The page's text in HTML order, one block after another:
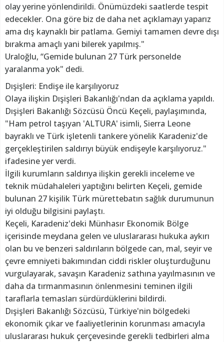
olay yerine yönlendirildi. Önümüzdeki saatlerde tespit
edecekler. Ona göre biz de daha net açıklamayı yaparız
ama dış kaynaklı bir patlama. Gemiyi tamamen devre dışı
bırakma amaçlı yani bilerek yapılmış."
Uraloğlu, “Gemide bulunan 27 Türk personelde
yaralanma yok" dedi.
Dışişleri: Endişe ile karşılıyoruz
Olaya ilişkin Dışişleri Bakanlığı'ndan da açıklama yapıldı.
Dışişleri Bakanlığı Sözcüsü Öncü Keçeli, paylaşımında,
"Ham petrol taşıyan 'ALTURA' isimli, Sierra Leone
bayraklı ve Türk işletenli tankere yönelik Karadeniz'de
gerçekleştirilen saldırıyı büyük endişeyle karşılıyoruz."
ifadesine yer verdi.
İlgili kurumların saldırıya ilişkin gerekli inceleme ve
teknik müdahaleleri yaptığını belirten Keçeli, gemide
bulunan 27 kişilik Türk mürettebatın sağlık durumunun
iyi olduğu bilgisini paylaştı.
Keçeli, Karadeniz'deki Münhasır Ekonomik Bölge
içerisinde meydana gelen ve uluslararası hukuka aykırı
olan bu ve benzeri saldırıların bölgede can, mal, seyir ve
çevre emniyeti bakımından ciddi riskler oluşturduğunu
vurgulayarak, savaşın Karadeniz sathına yayılmasının ve
daha da tırmanmasının önlenmesini teminen ilgili
taraflarla temasları sürdürdüklerini bildirdi.
Dışişleri Bakanlığı Sözcüsü, Türkiye'nin bölgedeki
ekonomik çıkar ve faaliyetlerinin korunması amacıyla
uluslararası hukuk çerçevesinde gerekli tedbirleri alma